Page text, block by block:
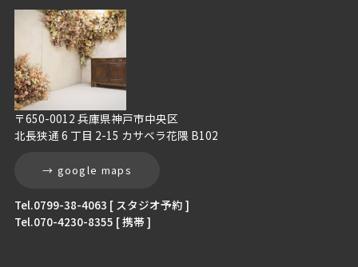
〒650-0012 兵庫県神戸市中央区
北長狭通 6 丁目 2-15 カサベラ花隈 B102
→ google maps
Tel.0799-38-4063 [ スタジオ予約 ]
Tel.070-4230-8355 [ 携帯 ]